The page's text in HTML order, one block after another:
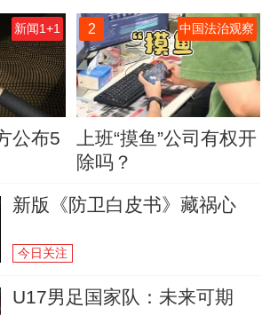
新闻1+1
公布5
2 中国法治观察
上班“摸鱼”公司有权开
除吗？
新版《防卫白皮书》藏祸心
今日关注
U17男足国家队：未来可期